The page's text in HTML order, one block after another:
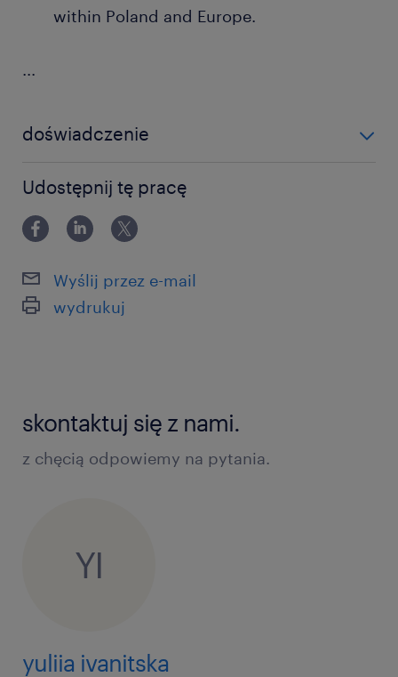
within Poland and Europe.
...
doświadczenie
Udostępnij tę pracę
Wyślij przez e-mail
wydrukuj
skontaktuj się z nami.
z chęcią odpowiemy na pytania.
YI
yuliia ivanitska